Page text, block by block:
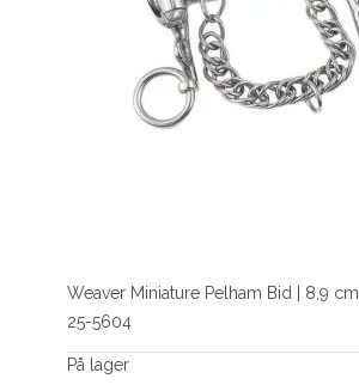
Weaver Miniature Pelham Bid | 8,9 cm
25-5604
På lager